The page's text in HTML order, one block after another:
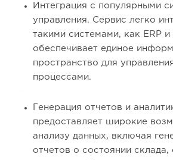
Интеграция с популярными
управления. Сервис легко
такими системами, как ERP и
обеспечивает единое
пространство для
процессами.
Генерация отчетов и
предоставляет широкие
анализу данных, включая
отчетов о состоянии склада,